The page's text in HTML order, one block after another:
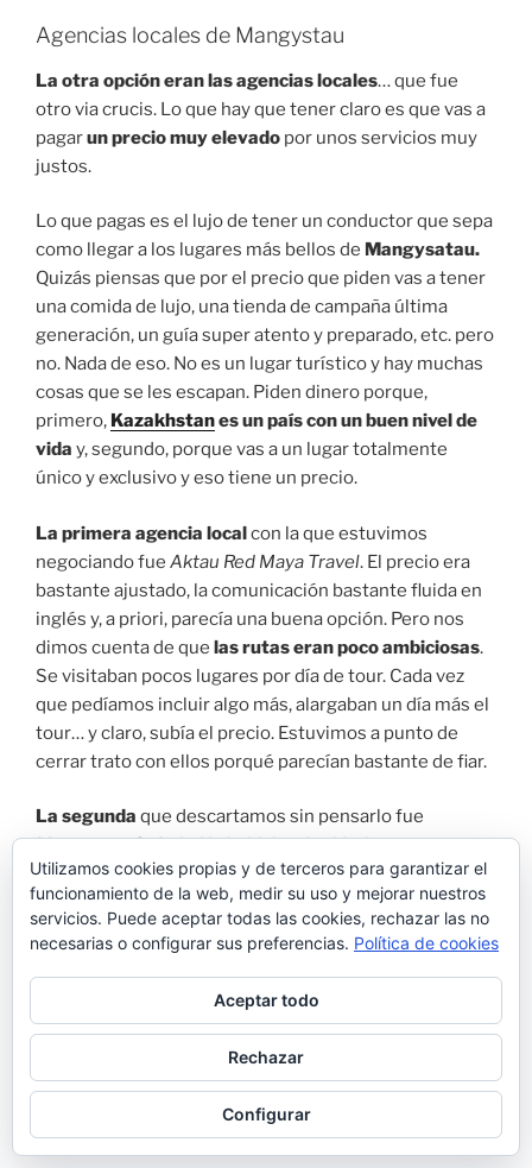
Agencias locales de Mangystau
La otra opción eran las agencias locales… que fue
otro via crucis. Lo que hay que tener claro es que vas a
pagarun precio muy elevado por unos servicios muy
justos.
Lo que pagas es el lujo de tener un conductor que sepa
como llegar a los lugares más bellos de Mangysatau.
Quizás piensas que por el precio que piden vas a tener
una comida de lujo, una tienda de campaña última
generación, un guía super atento y preparado, etc. pero
no. Nada de eso. No es un lugar turístico y hay muchas
cosas que se les escapan. Piden dinero porque,
primero, Kazakhstanes un país con un buen nivel de
vida y, segundo, porque vas a un lugar totalmente
único y exclusivo y eso tiene un precio.
La primera agencia localcon la que estuvimos
negociando fue Aktau Red Maya Travel. El precio era
bastante ajustado, la comunicación bastante fluida en
inglés y, a priori, parecía una buena opción. Pero nos
dimos cuenta de que las rutas eran poco ambiciosas.
Se visitaban pocos lugares por día de tour. Cada vez
que pedíamos incluir algo más, alargaban un día más el
tour… y claro, subía el precio. Estuvimos a punto de
cerrar trato con ellos porqué parecían bastante de fiar.
La segunda que descartamos sin pensarlo fue
Mangystau Safaris. No hablaban inglés, la
comunicación fue bastante nefasta y la sensación
general fue de que tenían cero interés en organizar
nada. Así que, simplemente, la conversación murió
MBA Travel
de mensajes, lo vimos clarísimo: no nos dieron ninguna
Utilizamos cookies propias y de terceros para garantizar el
funcionamiento de la web, medir su uso y mejorar nuestros
servicios. Puede aceptar todas las cookies, rechazar las no
necesarias o configurar sus preferencias. Política de cookies
Aceptar todo
Rechazar
Configurar